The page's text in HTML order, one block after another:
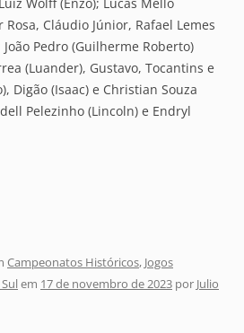
Cláudio Júnior, Rafael Lemes
Pedro (Guilherme Roberto)
(Luander), Gustavo, Tocantins e
Digão (Isaac) e Christian Souza
Pelezinho (Lincoln) e Endryl
Campeonatos Históricos, Jogos
em 17 de novembro de 2023 por Julio